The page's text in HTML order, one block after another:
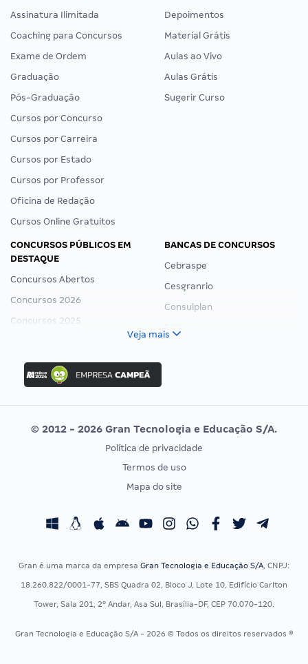
Assinatura Ilimitada
Coaching para Concursos
Exame de Ordem
Graduação
Pós-Graduação
Cursos por Concurso
Cursos por Carreira
Cursos por Estado
Cursos por Professor
Oficina de Redação
Cursos Online Gratuitos
Depoimentos
Material Grátis
Aulas ao Vivo
Aulas Grátis
Sugerir Curso
CONCURSOS PÚBLICOS EM
DESTAQUE
Concursos Abertos
Concursos 2026
Concursos 2025
Concurso Nacional Unificado
Concurso Ibama
Concurso MPU
Editais publicados
BANCAS DE CONCURSOS
Cebraspe
Cesgranrio
Consulplan
Vunesp
CONCURSOS POR PROFISSÃO
Concursos Fiscais
Residência Multiprofissional
EXAME DE ORDEM
Calendário OAB
Veja mais
© 2012 - 2026 Gran Tecnologia e Educação S/A.
Política de privacidade
Termos de uso
Mapa do site
Gran é uma marca da empresa Gran Tecnologia e Educação S/A, CNPJ:
18.260.822/0001-77, SBS Quadra 02, Bloco J, Lote 10, Edifício Carlton
Tower, Sala 201, 2º Andar, Asa Sul, Brasília-DF, CEP 70.070-120.
Gran Tecnologia e Educação S/A - 2026 © Todos os direitos reservados ®